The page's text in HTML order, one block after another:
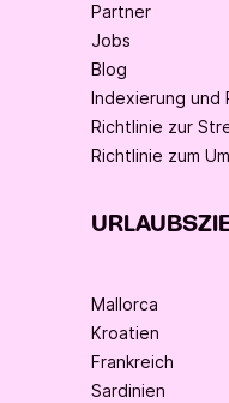
Partner
Jobs
Blog
Indexierung und
Richtlinie zur
Richtlinie zum
Mallorca
Kroatien
Frankreich
Sardinien